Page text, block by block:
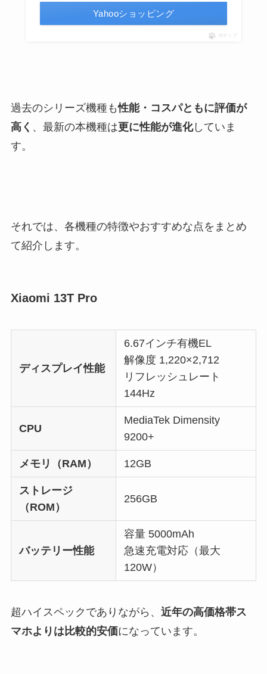
Yahooショッピング
ポチップ
過去のシリーズ機種も性能・コスパともに評価が
高く 、最新の本機種は更に性能が進化していま
す。
それでは、各機種の特徴やおすすめな点をまとめ
て紹介します。
Xiaomi 13T Pro
ディスプレイ性能
6.67インチ有機EL
解像度 1,220×2,712
リフレッシュレート
144Hz
CPU
MediaTek Dimensity
9200+
メモリ（RAM） 12GB
ストレージ
（ROM）
256GB
バッテリー性能
容量 5000mAh
急速充電対応（最大
120W）
超ハイスペック でありながら、 近年の高価格帯ス
マホよりは比較的安価になっています。